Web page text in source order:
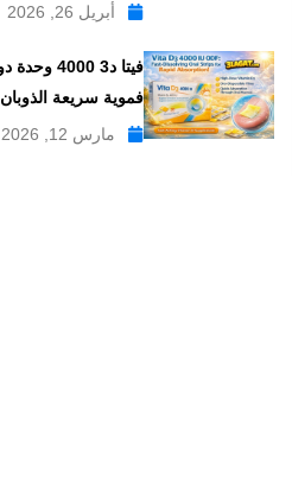
أبريل 26, 2026
فموية سريعة الذوبان
مارس 12, 2026